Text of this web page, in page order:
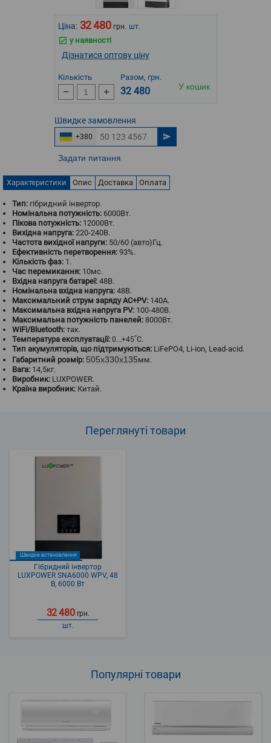
Ціна: 32 480 грн. шт.
у наявності
Дізнатися оптову ціну
Кількість Разом, грн.
32 480 У кошик
Швидкезамовлення
+380
Задати питання
Характеристики Опис Доставка Оплата
Тип: гібридний інвертор.
Номінальна потужність: 6000Вт.
Пікова потужність: 12000Вт.
Вихідна напруга: 220-240В.
Частота вихідної напруги: 50/60 (авто)Гц.
Ефективність перетворення: 93%.
Кількість фаз: 1.
Час перемикання: 10мс.
Вхідна напруга батареї: 48В.
Номінальна вхідна напруга: 48В.
Максимальний струм заряду АС+PV: 140А.
Максимальна вхідна напруга PV: 100-480В.
Максимальна потужність панелей: 8000Вт.
WiFi/Bluetooth: так.
Температура експлуатації: 0...+45˚С.
Тип акумуляторів, що підтримуються: LiFePO4, Li-ion, Lead-acid.
Габаритний розмір: 505х330х135мм.
Вага: 14,5кг.
Виробник: LUXPOWER.
Країна виробник: Китай.
Переглянуті товари
Швидке встановлення
Гібридний інвертор
LUXPOWER SNA6000 WPV, 48
В, 6000 Вт
32 480 грн.
шт.
Популярні товари